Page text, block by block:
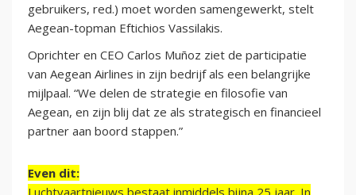
gebruikers, red.) moet worden samengewerkt, stelt
Aegean-topman Eftichios Vassilakis.
Oprichter en CEO Carlos Muñoz ziet de participatie
van Aegean Airlines in zijn bedrijf als een belangrijke
mijlpaal. “We delen de strategie en filosofie van
Aegean, en zijn blij dat ze als strategisch en financieel
partner aan boord stappen.”
Even dit: